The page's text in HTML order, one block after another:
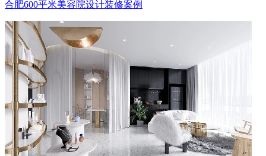
合肥600平米美容院设计装修案例